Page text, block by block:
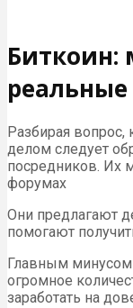
Биткоин:
реальные
Разбирая
делом следует
посредников. Их
форумах
Они предлагают
помогают
Главным минусом
огромное
заработать на